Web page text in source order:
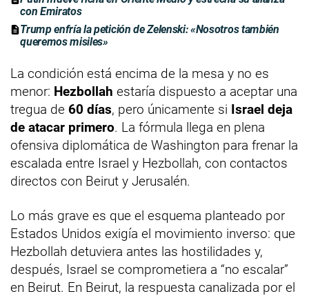
con Emiratos
Trump enfría la petición de Zelenski: «Nosotros también
queremos misiles»
La condición está encima de la mesa y no es
menor: Hezbollah estaría dispuesto a aceptar una
tregua de 60 días, pero únicamente si Israel deja
de atacar primero. La fórmula llega en plena
ofensiva diplomática de Washington para frenar la
escalada entre Israel y Hezbollah, con contactos
directos con Beirut y Jerusalén.
Lo más grave es que el esquema planteado por
Estados Unidos exigía el movimiento inverso: que
Hezbollah detuviera antes las hostilidades y,
después, Israel se comprometiera a “no escalar”
en Beirut. En Beirut, la respuesta canalizada por el